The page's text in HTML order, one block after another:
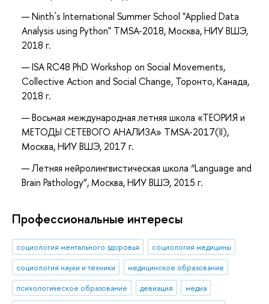
Ninth`s International Summer School "Applied Data
Analysis using Python" TMSA-2018, Москва, НИУ ВШЭ,
2018 г.
ISA RC48 PhD Workshop on Social Movements,
Collective Action and Social Change, Торонто, Канада,
2018 г.
Восьмая международная летняя школа «ТЕОРИЯ и
МЕТОДЫ СЕТЕВОГО АНАЛИЗА» TMSA-2017(II),
Москва, НИУ ВШЭ, 2017 г.
Летняя нейролингвистическая школа “Language and
Brain Pathology”, Москва, НИУ ВШЭ, 2015 г.
Профессиональные интересы
социология ментального здоровья
социология медицины
социология науки и техники
медицинское образование
психологическое образование
девиация
медиа